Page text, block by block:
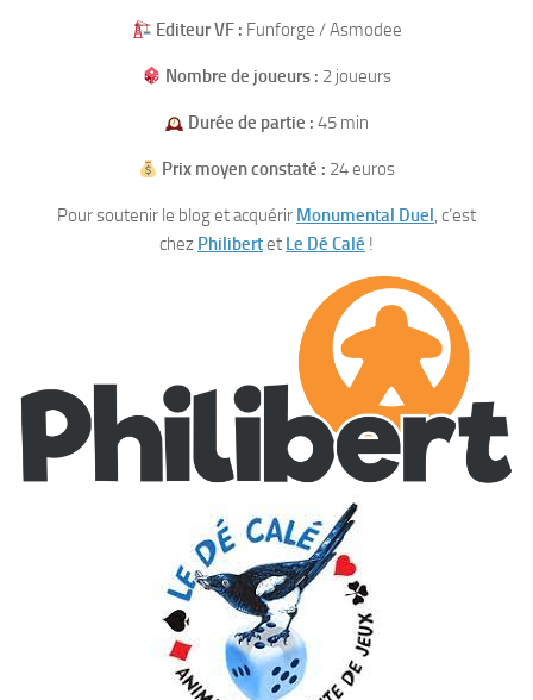
Editeur VF : Funforge / Asmodee
Nombre de joueurs : 2 joueurs
Durée de partie :45 min
Prix moyen constaté : 24 euros
Pour soutenir le blog et acquérir Monumental Duel, c’est
chez Philibertet Le Dé Calé !